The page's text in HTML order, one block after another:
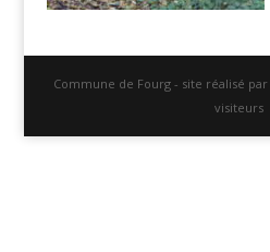
Commune de Fourg - site réalisé par
visiteurs